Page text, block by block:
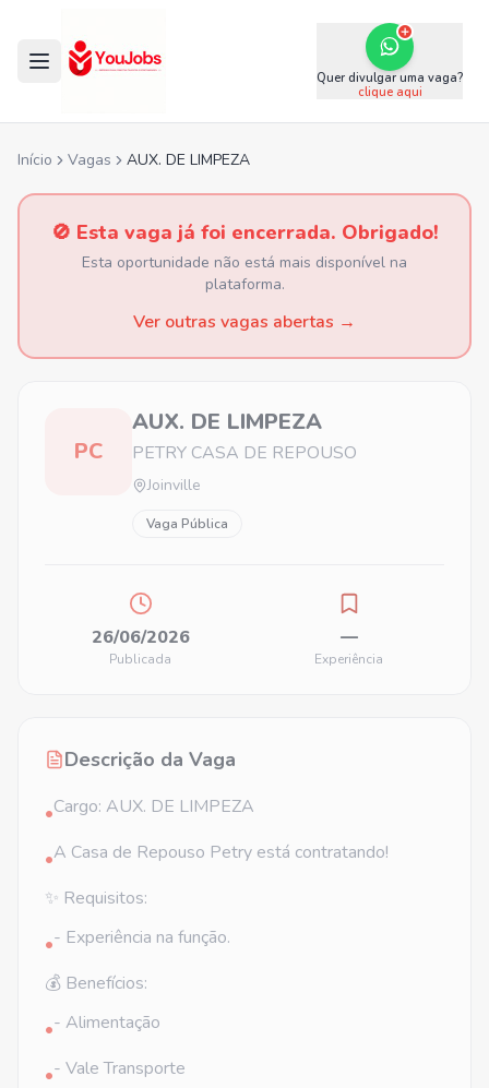
Quer divulgar uma vaga?
clique aqui
Início Vagas AUX. DE LIMPEZA
🚫 Esta vaga já foi encerrada. Obrigado!
Esta oportunidade não está mais disponível na
plataforma.
Ver outras vagas abertas →
PC
AUX. DE LIMPEZA
PETRY CASA DE REPOUSO
Joinville
Vaga Pública
26/06/2026
Publicada
—
Experiência
Descrição da Vaga
•Cargo: AUX. DE LIMPEZA
•A Casa de Repouso Petry está contratando!
✨ Requisitos:
•- Experiência na função.
💰 Benefícios:
•- Alimentação
•- Vale Transporte